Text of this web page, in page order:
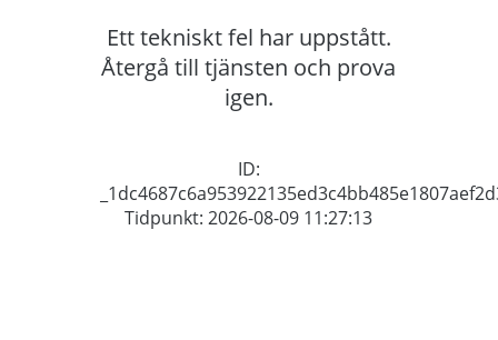
Ett tekniskt fel har uppstått.
Återgå till tjänsten och prova
igen.
ID:
Tidpunkt: 2026-08-09 11:27:13